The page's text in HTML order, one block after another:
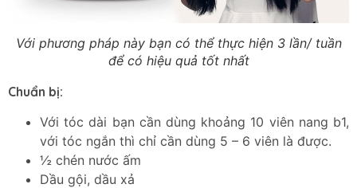
Với phương pháp này bạn có thể thực hiện 3 lần/ tuần
để có hiệu quả tốt nhất
Chuẩn bị:
Với tóc dài bạn cần dùng khoảng 10 viên nang b1,
với tóc ngắn thì chỉ cần dùng 5 – 6 viên là được.
½ chén nước ấm
Dầu gội, dầu xả